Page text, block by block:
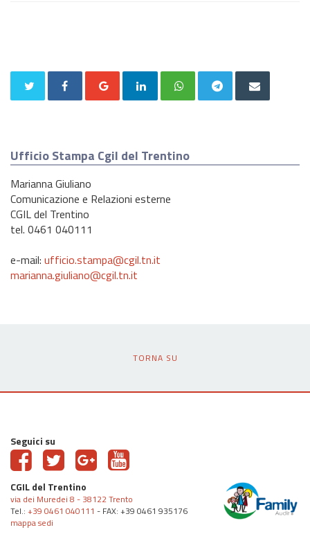
Ufficio Stampa Cgil del Trentino
Marianna Giuliano
Comunicazione e Relazioni esterne
CGIL del Trentino
tel. 0461 040111
e-mail: ufficio.stampa@cgil.tn.it
marianna.giuliano@cgil.tn.it
TORNA SU
Seguici su
CGIL del Trentino
via dei Muredei 8 - 38122 Trento
Tel.: +39 0461 040111 - FAX: +39 0461 935176
mappa sedi